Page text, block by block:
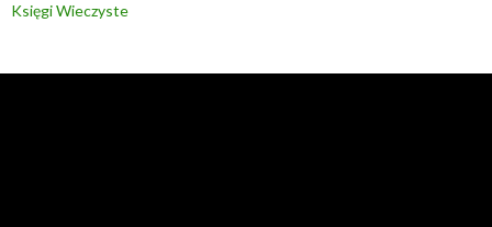
Księgi Wieczyste